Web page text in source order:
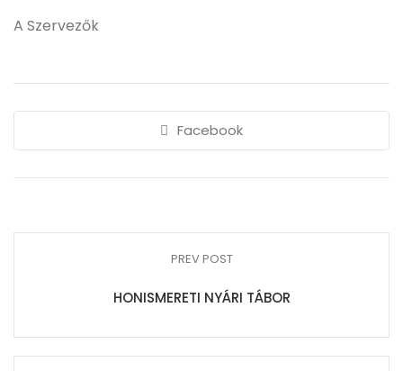
A Szervezők
Facebook
PREV POST
HONISMERETI NYÁRI TÁBOR